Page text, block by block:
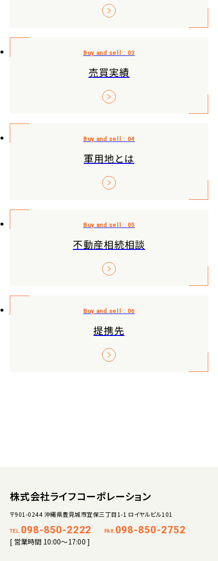
売買実績
軍用地とは
不動産相続相談
提携先
株式会社ライフコーポレーション
〒901-0244 沖縄県豊見城市宜保三丁目1-1 ロイヤルビル101
TEL. 098-850-2222 FAX. 098-850-2752
[ 営業時間 10:00～17:00 ]